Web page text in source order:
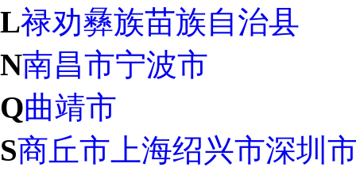
L禄劝彝族苗族自治县
N南昌市宁波市
Q曲靖市
S商丘市 上海绍兴市深圳